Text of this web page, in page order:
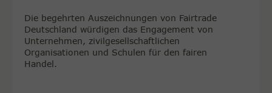
Die begehrten Auszeichnungen von Fairtrade
Deutschland würdigen das Engagement von
Unternehmen, zivilgesellschaftlichen
Organisationen und Schulen für den fairen
Handel.